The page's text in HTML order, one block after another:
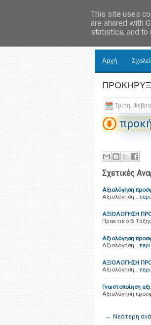
Αρχή
Τρίτη,
Σχετικές
Αξιολόγηση
Αξιολόγηση…
ΑΞΙΟΛΟΓΗΣΗ
Πρακτικό Β
Aξιολόγηση
Αξιολόγηση…
ΑΞΙΟΛΟΓΗΣΗ
Αξιολόγηση…
Γνωστοποίηση
Αξιολόγηση
← Νεότερη
This site uses
are shared with
statistics, and to